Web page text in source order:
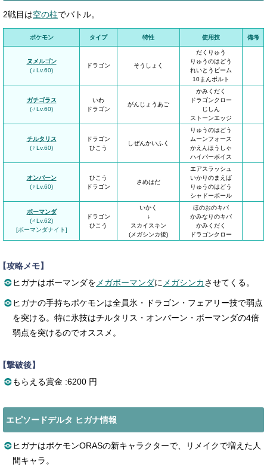
2戦目は空の柱でバトル。
ポケモン タイプ 特性 使用技 備考
ヌメルゴン
(♀Lv.60)
ドラゴン そうしょく
だくりゅう
りゅうのはどう
れいとうビーム
10まんボルト
ガチゴラス
(♂Lv.60)
いわ
ドラゴン
がんじょうあご
かみくだく
ドラゴンクロー
じしん
ストーンエッジ
チルタリス
(♀Lv.60)
ドラゴン
ひこう
しぜんかいふく
りゅうのはどう
ムーンフォース
かえんほうしゃ
ハイパーボイス
オンバーン
(♀Lv.60)
ひこう
ドラゴン
さめはだ
エアスラッシュ
いかりのまえば
りゅうのはどう
シャドーボール
ボーマンダ
(♂Lv.62)
[ボーマンダナイト]
ドラゴン
ひこう
いかく
↓
スカイスキン
(メガシンカ後)
ほのおのキバ
かみなりのキバ
かみくだく
ドラゴンクロー
攻略メモ】
ヒガナはボーマンダを メガボーマンダに メガシンカさせてくる。
ヒガナの手持ちポケモンは全員氷・ドラゴン・フェアリー技で弱点
を突ける。特に氷技はチルタリス・オンバーン・ボーマンダの4倍
弱点を突けるのでオススメ。
撃破後】
もらえる賞金 :6200 円
エピソードデルタ ヒガナ情報
ヒガナはポケモンORASの新キャラクターで、リメイクで増えた人
間キャラ。